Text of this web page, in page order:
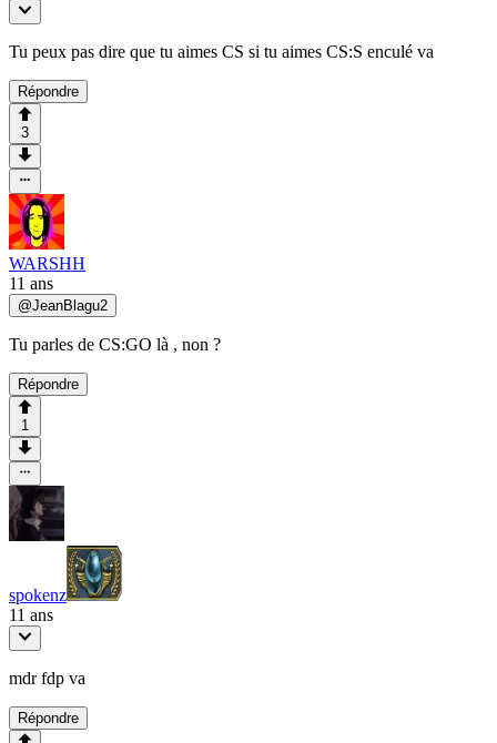
Tu peux pas dire que tu aimes CS si tu aimes CS:S enculé va
Répondre
3
WARSHH
11 ans
@JeanBlagu2
Tu parles de CS:GO là , non ?
Répondre
1
spokenz
11 ans
mdr fdp va
Répondre